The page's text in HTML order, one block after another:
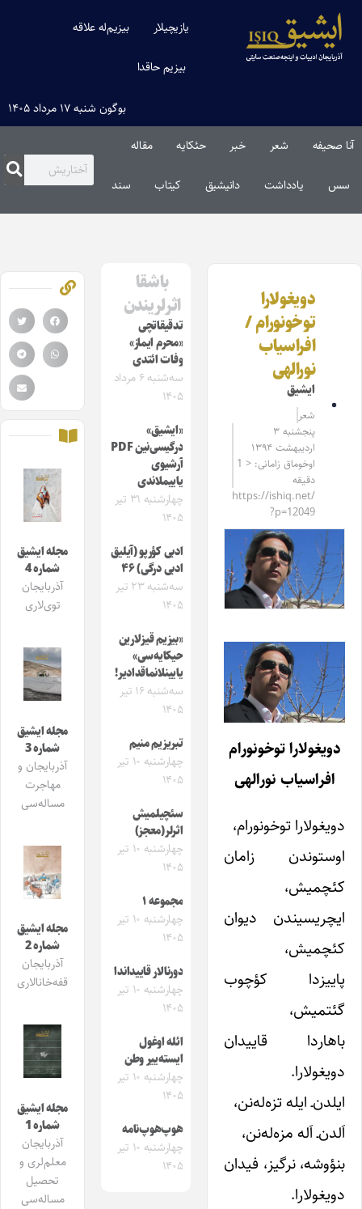
یازیچیلار بیزیم‌له علاقه
بیزیم حاقدا
بوگون شنبه ۱۷ مرداد ۱۴۰۵
آنا صحیفه شعر خبر حئکایه مقاله‌
سس یادداشت دانیشیق کیتاب سند
دویغولارا
توخونورام /
افراسیاب
نورالهی
ایشیق
شعر
پنجشنبه ۳
اردیبهشت ۱۳۹۴
اوخوماق زامانی: < 1
دقیقه
https://ishiq.net/
?p=12049
دویغولارا توخونورام
افراسیاب نورالهی
دویغولارا توخونورام،
اوستوندن زامان
کئچمیش،
ایچریسیندن دیوان
کئچمیش،
پاییزدا کؤچوب
گئتمیش،
باهاردا قاییدان
دویغولارا.
ایلدن‌ـ ایله تزه‌له‌نن،
اَلدن‌ـ اَله مزه‌له‌نن،
بنؤوشه، نرگیز، فیدان
دویغولارا.
باشقا
اثرلریندن
تدقیقاتچی
«محرم ایماز»
وفات ائتدی
سه‌شنبه ۶ مرداد
۱۴۰۵
«ایشیق»
درگیسی‌نین PDF
آرشیوی
یاییملاندی
چهارشنبه ۳۱ تیر
۱۴۰۵
ادبی کؤرپو (آیلیق
ادبی درگی) ۴۶
سه‌شنبه ۲۳ تیر
۱۴۰۵
«بیزیم قیزلارین
حیکایه‌سی»
یایینلانماقدادیر!
سه‌شنبه ۱۶ تیر
۱۴۰۵
تبریزیم منیم
چهارشنبه ۱۰ تیر
۱۴۰۵
سئچیلمیش
اثرلر(معجز)
چهارشنبه ۱۰ تیر
۱۴۰۵
مجموعه ۱
چهارشنبه ۱۰ تیر
۱۴۰۵
دورنالار قاییداندا
چهارشنبه ۱۰ تیر
۱۴۰۵
ائله اوغول
ایسته‌ییر وطن
چهارشنبه ۱۰ تیر
۱۴۰۵
هوپ‌هوپ‌نامه
چهارشنبه ۱۰ تیر
۱۴۰۵
مجله ایشیق
شماره 4
آذربایجان
توی‌لاری
مجله ایشیق
شماره 3
آذربایجان و
مهاجرت
مساله‌سی
مجله ایشیق
شماره 2
آذربایجان
قفه‌خانالاری
مجله ایشیق
شماره 1
آذربایجان
معلم‌لری و
تحصیل
مساله‌سی